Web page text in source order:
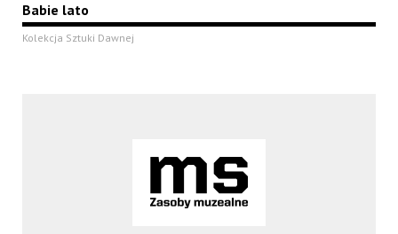
Babie lato
Kolekcja Sztuki Dawnej